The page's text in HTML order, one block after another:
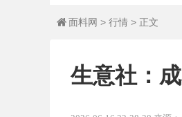
 面料网 > 行情 > 正文
生意社：